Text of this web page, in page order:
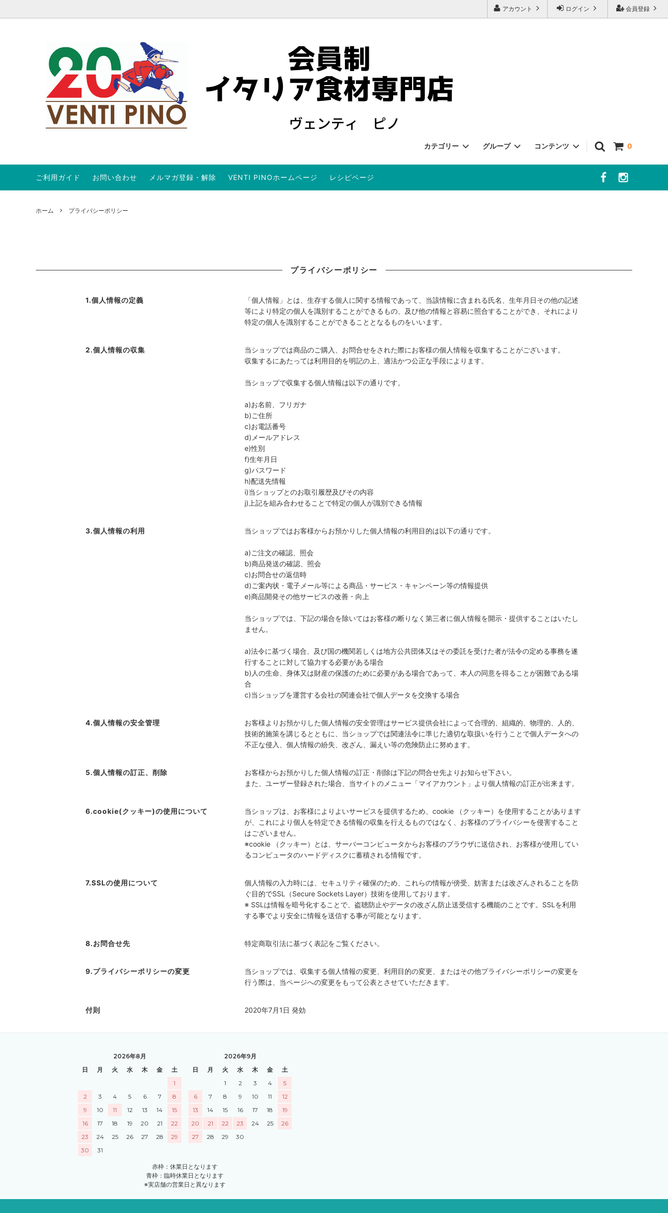
会員登録
ログイン
アカウント
0
カテゴリー
トマト パスタ オイル
グループ
食材を検索する パスタを検索する ワイン・リキュールを検索する
コンテンツ
オンラインストア会員規約 ABOUT US 当店からのメールが届かないお客様へ
ご利用ガイド お問い合わせ メルマガ登録・解除 VENTI PINOホームページ レシピページ
ホーム プライバシーポリシー
プライバシーポリシー
1.個人情報の定義
「個人情報」とは、生存する個人に関する情報であって、当該情報に含まれる氏名、生年月日その他の記述
等により特定の個人を識別することができるもの、及び他の情報と容易に照合することができ、それにより
特定の個人を識別することができることとなるものをいいます。
2.個人情報の収集
当ショップでは商品のご購入、お問合せをされた際にお客様の個人情報を収集することがございます。
収集するにあたっては利用目的を明記の上、適法かつ公正な手段によります。
当ショップで収集する個人情報は以下の通りです。
a)お名前、フリガナ
b)ご住所
c)お電話番号
d)メールアドレス
e)性別
f)生年月日
g)パスワード
h)配送先情報
i)当ショップとのお取引履歴及びその内容
j)上記を組み合わせることで特定の個人が識別できる情報
3.個人情報の利用 当ショップではお客様からお預かりした個人情報の利用目的は以下の通りです。
a)ご注文の確認、照会
b)商品発送の確認、照会
c)お問合せの返信時
d)ご案内状・電子メール等による商品・サービス・キャンペーン等の情報提供
e)商品開発その他サービスの改善・向上
当ショップでは、下記の場合を除いてはお客様の断りなく第三者に個人情報を開示・提供することはいたし
ません。
a)法令に基づく場合、及び国の機関若しくは地方公共団体又はその委託を受けた者が法令の定める事務を遂
行することに対して協力する必要がある場合
b)人の生命、身体又は財産の保護のために必要がある場合であって、本人の同意を得ることが困難である場
合
c)当ショップを運営する会社の関連会社で個人データを交換する場合
4.個人情報の安全管理
お客様よりお預かりした個人情報の安全管理はサービス提供会社によって合理的、組織的、物理的、人的、
技術的施策を講じるとともに、当ショップでは関連法令に準じた適切な取扱いを行うことで個人データへの
不正な侵入、個人情報の紛失、改ざん、漏えい等の危険防止に努めます。
5.個人情報の訂正、削除
お客様からお預かりした個人情報の訂正・削除は下記の問合せ先よりお知らせ下さい。
また、ユーザー登録された場合、当サイトのメニュー「マイアカウント」より個人情報の訂正が出来ます。
6.cookie(クッキー)の使用について
当ショップは、お客様によりよいサービスを提供するため、cookie （クッキー）を使用することがあります
が、これにより個人を特定できる情報の収集を行えるものではなく、お客様のプライバシーを侵害すること
はございません。
※cookie （クッキー）とは、サーバーコンピュータからお客様のブラウザに送信され、お客様が使用してい
るコンピュータのハードディスクに蓄積される情報です。
7.SSLの使用について
個人情報の入力時には、セキュリティ確保のため、これらの情報が傍受、妨害または改ざんされることを防
ぐ目的でSSL（Secure Sockets Layer）技術を使用しております。
※ SSLは情報を暗号化することで、盗聴防止やデータの改ざん防止送受信する機能のことです。SSLを利用
する事でより安全に情報を送信する事が可能となります。
8.お問合せ先 特定商取引法に基づく表記をご覧ください。
9.プライバシーポリシーの変更
当ショップでは、収集する個人情報の変更、利用目的の変更、またはその他プライバシーポリシーの変更を
行う際は、当ページへの変更をもって公表とさせていただきます。
付則 2020年7月1日 発効
2026年8月
日
月 火 水 木 金
土
1
2
3 4 5 6 7
8
9
10 11 12 13 14
15
16
17 18 19 20 21
22
23
24 25 26 27 28
29
30
31
2026年9月
日
月 火 水 木 金
土
1
2 3 4
5
6
7 8 9 10 11
12
13
14 15 16 17 18
19
20
21 22 23 24 25
26
27
28 29 30
赤枠：休業日となります
青枠：臨時休業日となります
※実店舗の営業日と異なります